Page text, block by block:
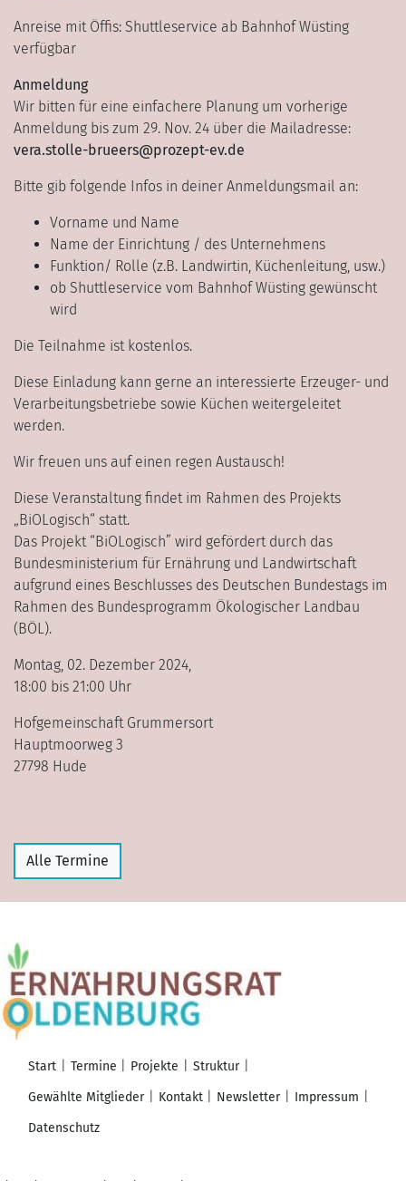
Anreise mit Öffis: Shuttleservice ab Bahnhof Wüsting
verfügbar
Anmeldung
Wir bitten für eine einfachere Planung um vorherige
Anmeldung bis zum 29. Nov. 24 über die Mailadresse:
vera.stolle-brueers@prozept-ev.de
Bitte gib folgende Infos in deiner Anmeldungsmail an:
Vorname und Name
Name der Einrichtung / des Unternehmens
Funktion/ Rolle (z.B. Landwirtin, Küchenleitung, usw.)
ob Shuttleservice vom Bahnhof Wüsting gewünscht
wird
Die Teilnahme ist kostenlos.
Diese Einladung kann gerne an interessierte Erzeuger- und
Verarbeitungsbetriebe sowie Küchen weitergeleitet
werden.
Wir freuen uns auf einen regen Austausch!
Diese Veranstaltung findet im Rahmen des Projekts
„BiOLogisch“ statt.
Das Projekt “BiOLogisch” wird gefördert durch das
Bundesministerium für Ernährung und Landwirtschaft
aufgrund eines Beschlusses des Deutschen Bundestags im
Rahmen des Bundesprogramm Ökologischer Landbau
(BÖL).
Montag, 02. Dezember 2024,
18:00 bis 21:00 Uhr
Hofgemeinschaft Grummersort
Hauptmoorweg 3
27798 Hude
Alle Termine
Start Termine Projekte
Struktur
Gewählte Mitglieder
Kontakt Newsletter
Impressum
Datenschutz